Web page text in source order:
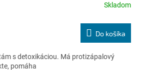
Skladom
Do košíka
s detoxikáciou. Má protizápalový
pomáha